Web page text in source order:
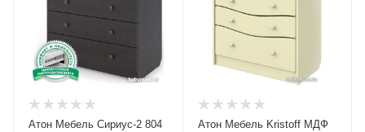
Атон Мебель Сириус-2 804
Атон Мебель Kristoff МДФ